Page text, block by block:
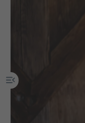
użytkownika
link menu